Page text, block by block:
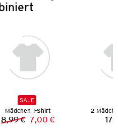
SALE
Mädchen T-Shirt
Vorheriger Preis:
8,99 € Neuer Preis:
7,00 €
2